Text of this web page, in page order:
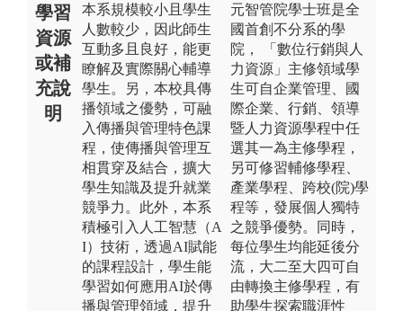
學習
資源
或補
充說
明
本系規模較小且學生
人數較少，因此師生
互動多且良好，能更
瞭解及實際關心輔導
學生。另，本校具傳
播領域之優勢，可融
入傳播與管理特色課
程，使傳播與管理互
相貫穿及結合，擴大
學生知識及提升就業
競爭力。此外，本系
積極引入人工智慧（A
I）技術，透過AI賦能
的課程設計，學生能
學習如何應用AI於傳
播與管理領域，提升
元智管院學士班是全
國首創不分系的學
院， 「數位行銷與人
力資源」主修領域學
生可自企業管理、國
際企業、行銷、領導
暨人力資源學程中任
選其一為主修學程，
另可修習輔修學程、
產業學程、跨校(院)學
程等，發展個人獨特
之競爭優勢。同時，
每位學生均能延後分
流，大二至大四可自
由轉換主修學程，有
助學生探索職涯性